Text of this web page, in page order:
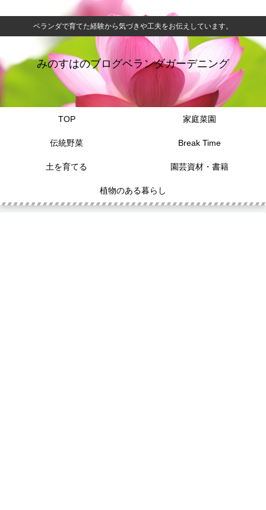
ベランダで育てた経験から気づきや工夫をお伝えしています。
みのすはのブログベランダガーデニング
TOP 家庭菜園
伝統野菜 Break Time
土を育てる 園芸資材・書籍
植物のある暮らし